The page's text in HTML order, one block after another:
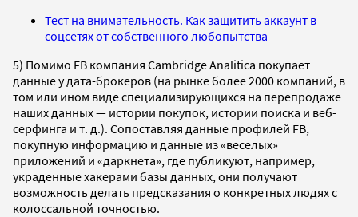
Тест на внимательность. Как защитить аккаунт в
соцсетях от собственного любопытства
5) Помимо FB компания Cambridge Analitica покупает
данные у дата-брокеров (на рынке более 2000 компаний, в
том или ином виде специализирующихся на перепродаже
наших данных — истории покупок, истории поиска и веб-
серфинга и т. д.). Сопоставляя данные профилей FB,
покупную информацию и данные из «веселых»
приложений и «даркнета», где публикуют, например,
украденные хакерами базы данных, они получают
возможность делать предсказания о конкретных людях с
колоссальной точностью.